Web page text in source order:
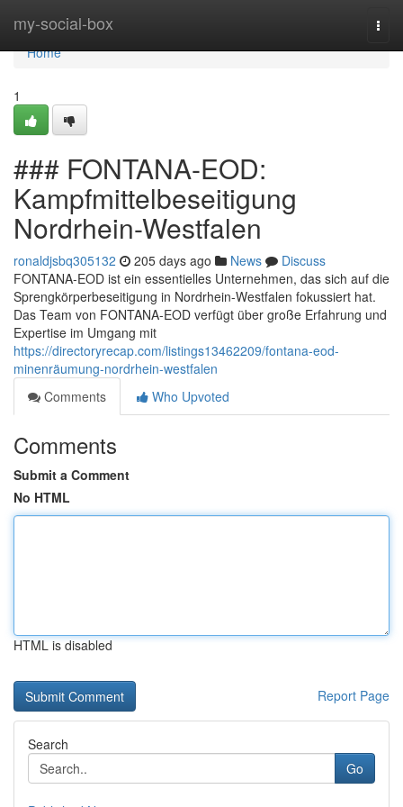
my-social-box
Home
Home
1
### FONTANA-EOD:
Kampfmittelbeseitigung
Nordrhein-Westfalen
ronaldjsbq305132 205 days ago News
Discuss
FONTANA-EOD ist ein essentielles Unternehmen, das sich auf die
Sprengkörperbeseitigung in Nordrhein-Westfalen fokussiert hat.
Das Team von FONTANA-EOD verfügt über große Erfahrung und
Expertise im Umgang mit
https://directoryrecap.com/listings13462209/fontana-eod-
minenräumung-nordrhein-westfalen
Comments
Who Upvoted
Comments
Submit a Comment
No HTML
HTML is disabled
Report Page
Search
Go